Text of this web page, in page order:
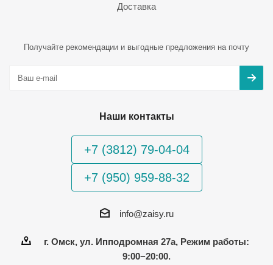
Доставка
Получайте рекомендации и выгодные предложения на почту
Наши контакты
+7 (3812) 79-04-04
+7 (950) 959-88-32
info@zaisy.ru
г. Омск, ул. Ипподромная 27а, Режим работы:
9:00−20:00.